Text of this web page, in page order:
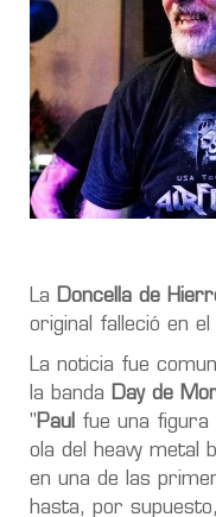
La Doncella de
original falleció en el
La noticia fue
la banda Day de
"Paul fue una figura
ola del heavy metal
en una de las
hasta, por